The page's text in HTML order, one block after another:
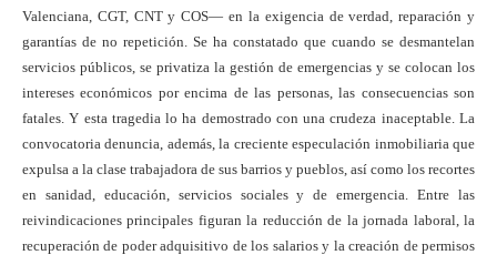
Valenciana, CGT, CNT y COS— en la exigencia de verdad, reparación y
garantías de no repetición. Se ha constatado que cuando se desmantelan
servicios públicos, se privatiza la gestión de emergencias y se colocan los
intereses económicos por encima de las personas, las consecuencias son
fatales. Y esta tragedia lo ha demostrado con una crudeza inaceptable. La
convocatoria denuncia, además, la creciente especulación inmobiliaria que
expulsa a la clase trabajadora de sus barrios y pueblos, así como los recortes
en sanidad, educación, servicios sociales y de emergencia. Entre las
reivindicaciones principales figuran la reducción de la jornada laboral, la
recuperación de poder adquisitivo de los salarios y la creación de permisos